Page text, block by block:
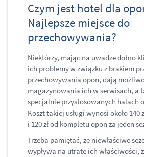
Czym jest hotel dla
Najlepsze miejsce do
przechowywania?
Niektórzy, mając na uwadze dobro
ich problemy w związku z brakiem
przechowywania opon, dają
magazynowania ich w serwisach, a
specjalnie przystosowanych halach
Koszt takiej usługi wynosi około 140
i 120 zł od kompletu opon za jeden
Trzeba pamiętać, że niewłaściwe
wypływa na utratę ich właściwości,